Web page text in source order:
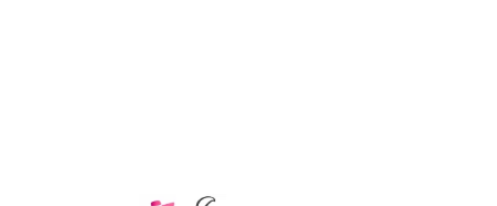
Boxeri brazilieni